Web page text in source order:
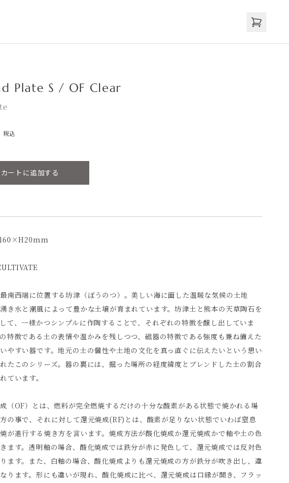
Plate S / OF Clear
税込
カートに追加する
南西端に位置する坊津（ぼうのつ）。美しい海に面した温暖な気候の土地
き水と潮風によって豊かな土壌が育まれています。坊津土と熊本の天草陶石を
て、一様かつシンプルに作陶することで、それぞれの特徴を醸し出していま
特徴である土の表情や温かみを残しつつ、磁器の特徴である強度も兼ね備えた
やすい器です。地元の土の個性や土地の文化を真っ直ぐに伝えたいという思い
たこのシリーズ。器の裏には、掘った場所の経度緯度とブレンドした土の割合
ています。
（OF）とは、燃料が完全燃焼するだけの十分な酸素がある状態で焼かれる場
の事で、それに対して還元焼成(RF)とは、酸素が足りない状態でいわば窒息
が進行する焼き方を言います。焼成方法が酸化焼成か還元焼成かで釉や土の色
ます。透明釉の場合、酸化焼成では鉄分が赤に発色して、還元焼成では反対色
ます。また、白釉の場合、酸化焼成よりも還元焼成の方が鉄分が吹き出し、違
ります。形にも違いが現れ、酸化焼成に比べ、還元焼成は口縁が開き、フラッ